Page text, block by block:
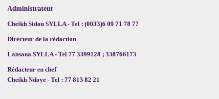
Administrateur
Cheikh Sidou SYLLA - Tel : (0033)6 09 71 78 77
Directeur de la rédaction
Lansana SYLLA - Tel 77 3399128 ; 338766173
Rédacteur en chef
Cheikh Ndoye - Tel : 77 813 82 21